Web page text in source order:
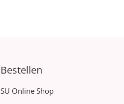
Bestellen
SU Online Shop